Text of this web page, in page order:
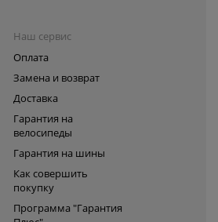
Наш сервис
Оплата
Замена и возврат
Доставка
Гарантия на
велосипеды
Гарантия на шины
Как совершить
покупку
Программа "Гарантия